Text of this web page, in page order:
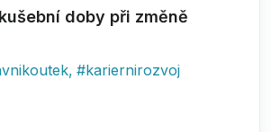
doby při změně
, #kariernirozvoj